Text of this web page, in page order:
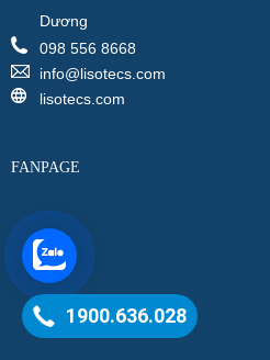
Dương
098 556 8668
info@lisotecs.com
lisotecs.com
FANPAGE
1900.636.028